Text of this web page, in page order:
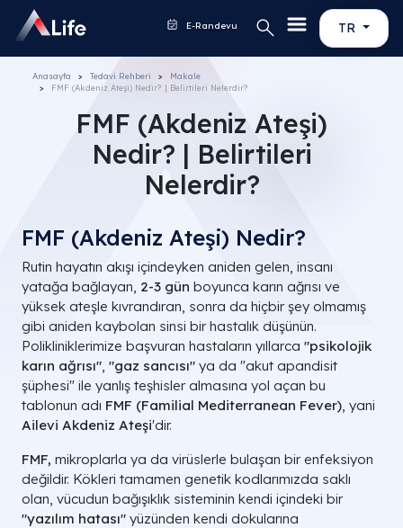
TR
E-Randevu
Anasayfa Tedavi Rehberi
Makale
FMF (Akdeniz Ateşi) Nedir? | Belirtileri Nelerdir?
FMF (Akdeniz Ateşi)
Nedir? | Belirtileri
Nelerdir?
FMF (Akdeniz Ateşi) Nedir?
Rutin hayatın akışı içindeyken aniden gelen, insanı
yatağa bağlayan, 2-3 gün boyunca karın ağrısı ve
yüksek ateşle kıvrandıran, sonra da hiçbir şey olmamış
gibi aniden kaybolan sinsi bir hastalık düşünün.
Polikliniklerimize başvuran hastaların yıllarca "psikolojik
karın ağrısı", "gaz sancısı" ya da "akut apandisit
şüphesi" ile yanlış teşhisler almasına yol açan bu
tablonun adı FMF (Familial Mediterranean Fever), yani
Ailevi Akdeniz Ateşi'dir.
FMF, mikroplarla ya da virüslerle bulaşan bir enfeksiyon
değildir. Kökleri tamamen genetik kodlarımızda saklı
olan, vücudun bağışıklık sisteminin kendi içindeki bir
"yazılım hatası" yüzünden kendi dokularına